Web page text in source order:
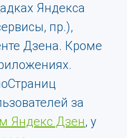
Яндекса
пр.),
Дзена. Кроме
за
Яндекс Дзен, у